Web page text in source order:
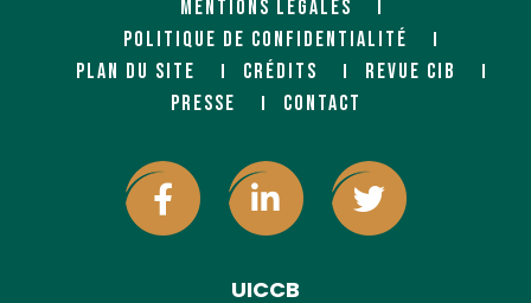
118 boulevard Emile Delmas
17000 La Rochelle
APPROBOIS
12 rue de la Gravette
33326 EYSINES Cedex
http://www.approbois.com/
MENTIONS LÉGALES
POLITIQUE DE CONFIDENTIALITÉ
PLAN DU SITE
CRÉDITS
REVUE CIB
PRESSE
CONTACT
UICCB